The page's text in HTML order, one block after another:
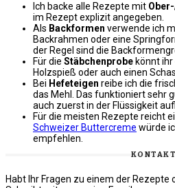
Ich backe alle Rezepte mit
im Rezept explizit angegeben.
Als Backformen verwende ich
Backrahmen oder eine
der Regel sind die
Für die Stäbchenprobe könnt
Holzspieß oder auch einen
Bei Hefeteigen reibe ich die
das Mehl. Das funktioniert sehr
auch zuerst in der Flüssigkeit
Für die meisten Rezepte reicht
Schweizer Buttercreme würde
empfehlen.
KONTAKT
Habt Ihr Fragen zu einem der